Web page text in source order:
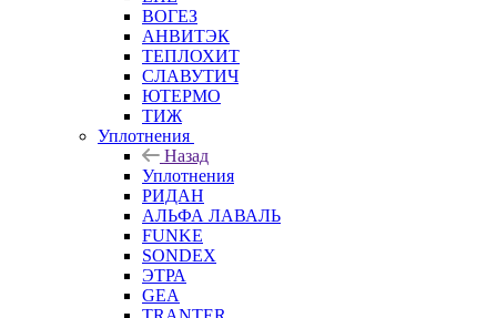
ВОГЕЗ
АНВИТЭК
ТЕПЛОХИТ
СЛАВУТИЧ
ЮТЕРМО
ТИЖ
Уплотнения
Назад
Уплотнения
РИДАН
АЛЬФА ЛАВАЛЬ
FUNKE
SONDEX
ЭТРА
GEA